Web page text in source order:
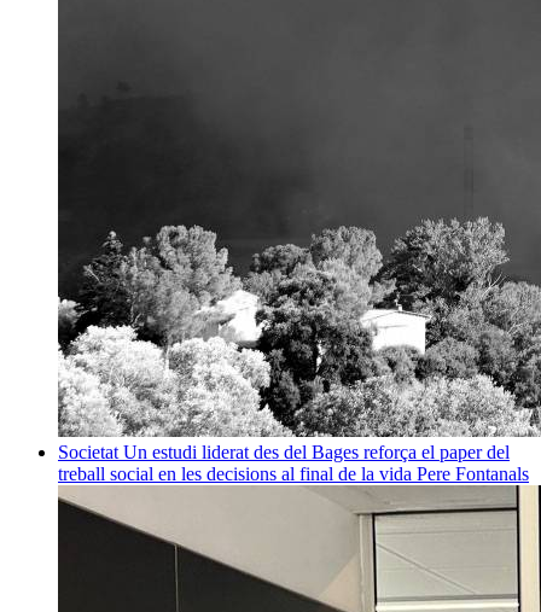
Societat Un estudi liderat des del Bages reforça el paper del
treball social en les decisions al final de la vida Pere Fontanals